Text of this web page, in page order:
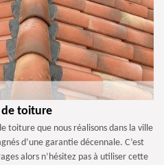
de toiture
toiture que nous réalisons dans la ville
d’une garantie décennale. C’est
alors n’hésitez pas à utiliser cette